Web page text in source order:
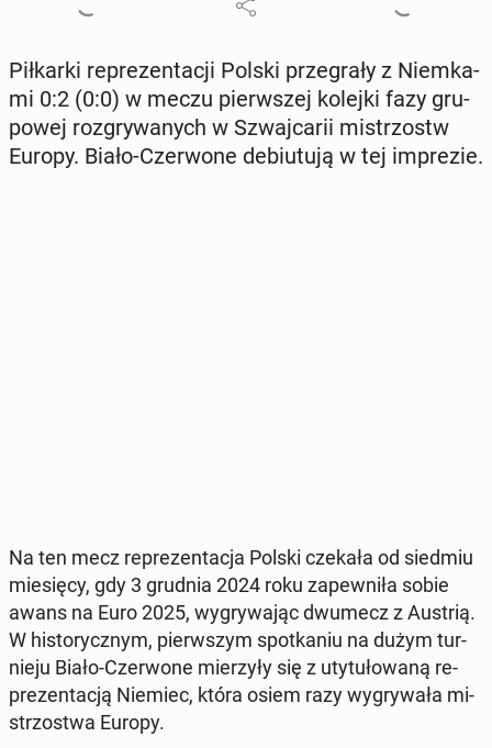
Pił­kar­ki re­pre­zen­ta­cji Polski prze­gra­ły z Niem­ka­
mi 0:2 (0:0) w meczu pierw­szej kolejki fazy gru­
po­wej roz­gry­wa­nych w Szwaj­ca­rii mi­strzostw
Europy. Biało-Czer­wo­ne de­biu­tu­ją w tej im­pre­zie.
Na ten mecz re­pre­zen­ta­cja Polski czekała od siedmiu
mie­się­cy, gdy 3 grudnia 2024 roku za­pew­ni­ła sobie
awans na Euro 2025, wy­gry­wa­jąc dwumecz z Austrią.
W hi­sto­rycz­nym, pierw­szym spo­tka­niu na dużym tur­
nie­ju Biało-Czer­wo­ne mie­rzy­ły się z uty­tu­ło­wa­ną re­
pre­zen­ta­cją Niemiec, która osiem razy wy­gry­wa­ła mi­
strzo­stwa Europy.